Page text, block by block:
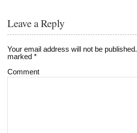
Leave a Reply
Your email address will not be published.
marked*
Comment